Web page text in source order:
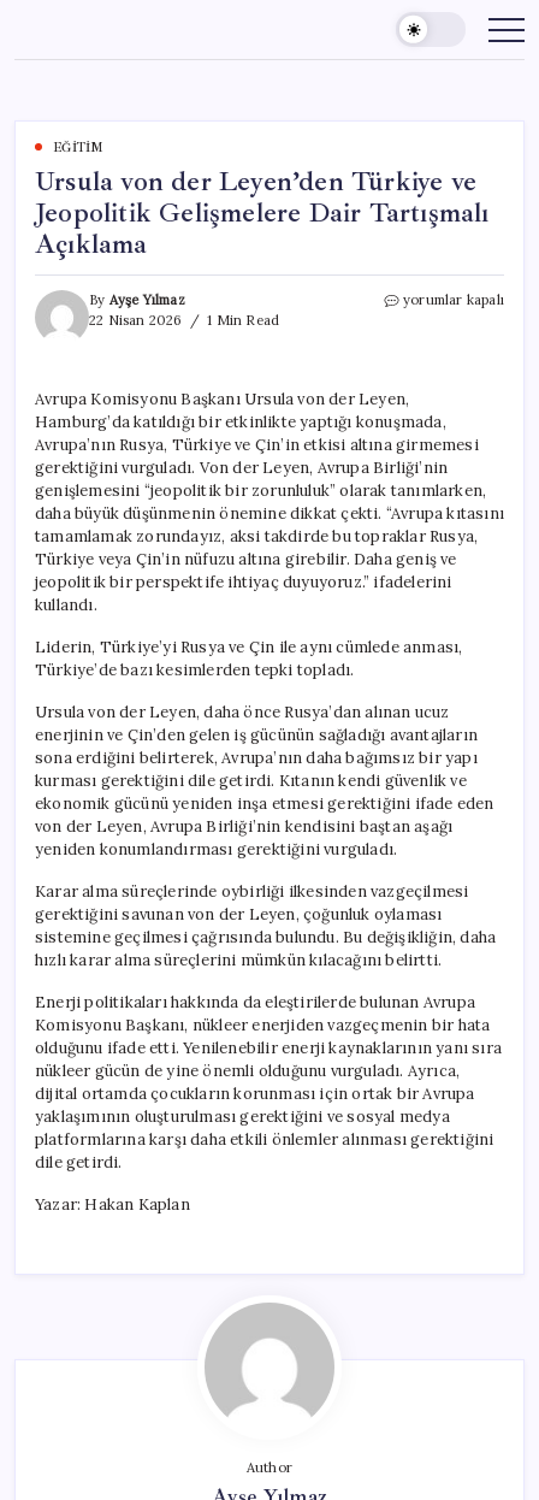
content
EĞITIM
Ursula von der Leyen’den Türkiye ve
Jeopolitik Gelişmelere Dair Tartışmalı
Açıklama
By Ayşe Yılmaz
22 Nisan 2026
1 Min Read
Ursula
ve
Jeopolitik
Gelişmelere
Dair
Tartışmalı
Açıklama
için
yorumlar kapalı
Avrupa Komisyonu Başkanı Ursula von der Leyen,
Hamburg’da katıldığı bir etkinlikte yaptığı konuşmada,
Avrupa’nın Rusya, Türkiye ve Çin’in etkisi altına girmemesi
gerektiğini vurguladı. Von der Leyen, Avrupa Birliği’nin
genişlemesini “jeopolitik bir zorunluluk” olarak tanımlarken,
daha büyük düşünmenin önemine dikkat çekti. “Avrupa kıtasını
tamamlamak zorundayız, aksi takdirde bu topraklar Rusya,
Türkiye veya Çin’in nüfuzu altına girebilir. Daha geniş ve
jeopolitik bir perspektife ihtiyaç duyuyoruz.” ifadelerini
kullandı.
Liderin, Türkiye’yi Rusya ve Çin ile aynı cümlede anması,
Türkiye’de bazı kesimlerden tepki topladı.
Ursula von der Leyen, daha önce Rusya’dan alınan ucuz
enerjinin ve Çin’den gelen iş gücünün sağladığı avantajların
sona erdiğini belirterek, Avrupa’nın daha bağımsız bir yapı
kurması gerektiğini dile getirdi. Kıtanın kendi güvenlik ve
ekonomik gücünü yeniden inşa etmesi gerektiğini ifade eden
von der Leyen, Avrupa Birliği’nin kendisini baştan aşağı
yeniden konumlandırması gerektiğini vurguladı.
Karar alma süreçlerinde oybirliği ilkesinden vazgeçilmesi
gerektiğini savunan von der Leyen, çoğunluk oylaması
sistemine geçilmesi çağrısında bulundu. Bu değişikliğin, daha
hızlı karar alma süreçlerini mümkün kılacağını belirtti.
Enerji politikaları hakkında da eleştirilerde bulunan Avrupa
Komisyonu Başkanı, nükleer enerjiden vazgeçmenin bir hata
olduğunu ifade etti. Yenilenebilir enerji kaynaklarının yanı sıra
nükleer gücün de yine önemli olduğunu vurguladı. Ayrıca,
dijital ortamda çocukların korunması için ortak bir Avrupa
yaklaşımının oluşturulması gerektiğini ve sosyal medya
platformlarına karşı daha etkili önlemler alınması gerektiğini
dile getirdi.
Yazar: Hakan Kaplan
Author